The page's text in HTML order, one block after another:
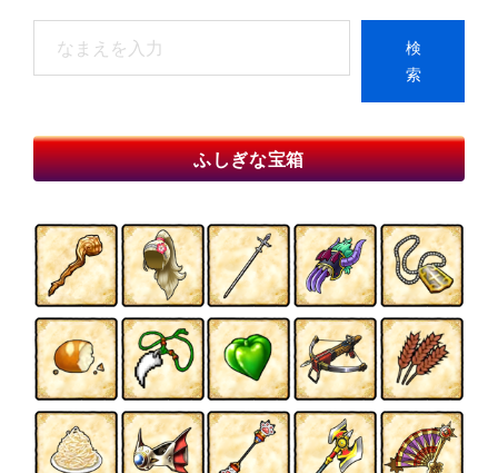
検
索
ふしぎな宝箱